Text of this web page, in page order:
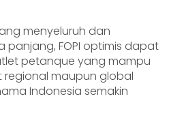
menyeluruh dan
panjang, FOPI optimis dapat
petanque yang mampu
regional maupun global
Indonesia semakin